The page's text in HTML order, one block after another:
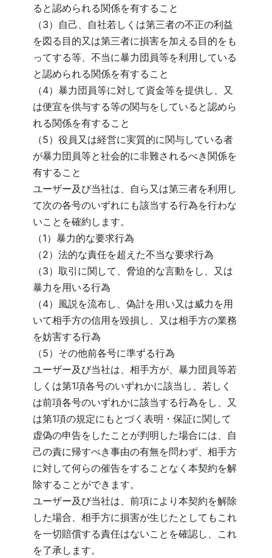
ると認められる関係を有すること
（3）自己、自社若しくは第三者の不正の利益
を図る目的又は第三者に損害を加える目的をも
ってする等、不当に暴力団員等を利用している
と認められる関係を有すること
（4）暴力団員等に対して資金等を提供し、又
は便宜を供与する等の関与をしていると認めら
れる関係を有すること
（5）役員又は経営に実質的に関与している者
が暴力団員等と社会的に非難されるべき関係を
有すること
ユーザー及び当社は、自ら又は第三者を利用し
て次の各号のいずれにも該当する行為を行わな
いことを確約します。
（1）暴力的な要求行為
（2）法的な責任を超えた不当な要求行為
（3）取引に関して、脅迫的な言動をし、又は
暴力を用いる行為
（4）風説を流布し、偽計を用い又は威力を用
いて相手方の信用を毀損し、又は相手方の業務
を妨害する行為
（5）その他前各号に準ずる行為
ユーザー及び当社は、相手方が、暴力団員等若
しくは第1項各号のいずれかに該当し、若しく
は前項各号のいずれかに該当する行為をし、又
は第1項の規定にもとづく表明・保証に関して
虚偽の申告をしたことが判明した場合には、自
己の責に帰すべき事由の有無を問わず、相手方
に対して何らの催告をすることなく本契約を解
除することができます。
ユーザー及び当社は、前項により本契約を解除
した場合、相手方に損害が生じたとしてもこれ
を一切賠償する責任はないことを確認し、これ
を了承します。